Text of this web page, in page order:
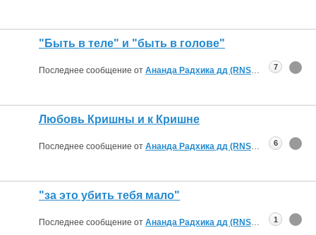
"Быть в теле" и "быть в голове"
Последнее сообщение от Ананда Радхика дд (RNS) 18.09.2019
7
Любовь Кришны и к Кришне
Последнее сообщение от Ананда Радхика дд (RNS) 03.09.2019
6
"за это убить тебя мало"
Последнее сообщение от Ананда Радхика дд (RNS) 23.08.2019
1